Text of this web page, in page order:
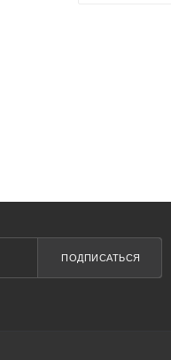
ПОДПИСАТЬСЯ